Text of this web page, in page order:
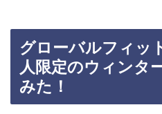
グローバルフィッ
人限定のウィンタ
みた！